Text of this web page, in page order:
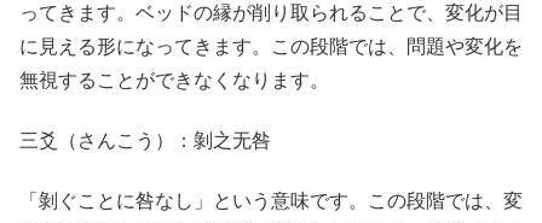
ってきます。ベッドの縁が削り取られることで、変化が目
に見える形になってきます。この段階では、問題や変化を
無視することができなくなります。
三爻（さんこう）：剝之无咎
「剝ぐことに咎なし」という意味です。この段階では、変